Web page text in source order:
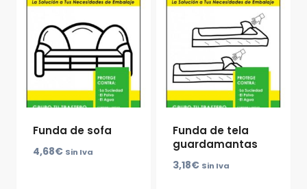
Funda de sofa
4,68€ Sin Iva
Funda de tela
guardamantas
3,18€ Sin Iva